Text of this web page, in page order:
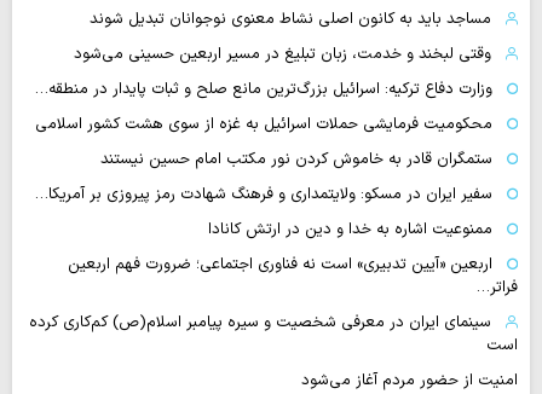
مساجد باید به کانون اصلی نشاط معنوی نوجوانان تبدیل شوند
وقتی لبخند و خدمت، زبان تبلیغ در مسیر اربعین حسینی می‌شود
وزارت دفاع ترکیه: اسرائیل بزرگ‌ترین مانع صلح و ثبات پایدار در منطقه…
محکومیت فرمایشی حملات اسرائیل به غزه از سوی هشت کشور اسلامی
ستمگران قادر به خاموش کردن نور مکتب امام حسین نیستند
سفیر ایران در مسکو: ولایتمداری و فرهنگ شهادت رمز پیروزی بر آمریکا…
ممنوعیت اشاره به خدا و دین در ارتش کانادا
اربعین «آیین تدبیری» است نه فناوری اجتماعی؛ ضرورت فهم اربعین
فراتر…
سینمای ایران در معرفی شخصیت و سیره پیامبر اسلام(ص) کم‌کاری کرده
است
امنیت از حضور مردم آغاز می‌شود